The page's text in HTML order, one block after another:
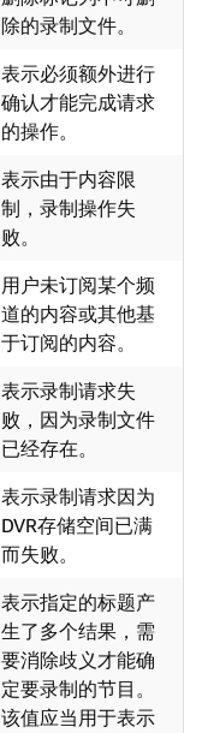
除的录制文件。
表示必须额外进行
确认才能完成请求
的操作。
表示由于内容限
制，录制操作失
败。
用户未订阅某个频
道的内容或其他基
于订阅的内容。
表示录制请求失
败，因为录制文件
已经存在。
表示录制请求因为
DVR存储空间已满
而失败。
表示指定的标题产
生了多个结果，需
要消除歧义才能确
定要录制的节目。
该值应当用于表示